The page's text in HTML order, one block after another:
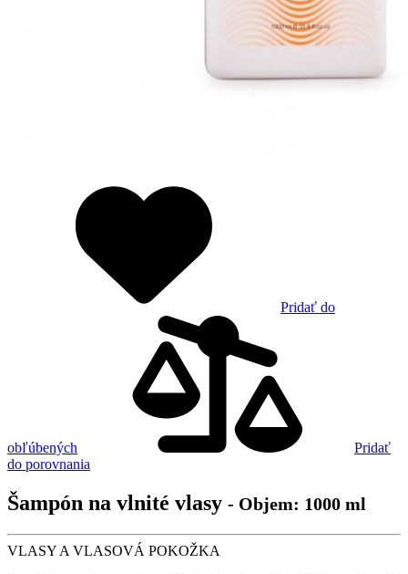
Pridať do
obľúbených
Pridať
do porovnania
Šampón na vlnité vlasy - Objem: 1000 ml
VLASY A VLASOVÁ POKOŽKA